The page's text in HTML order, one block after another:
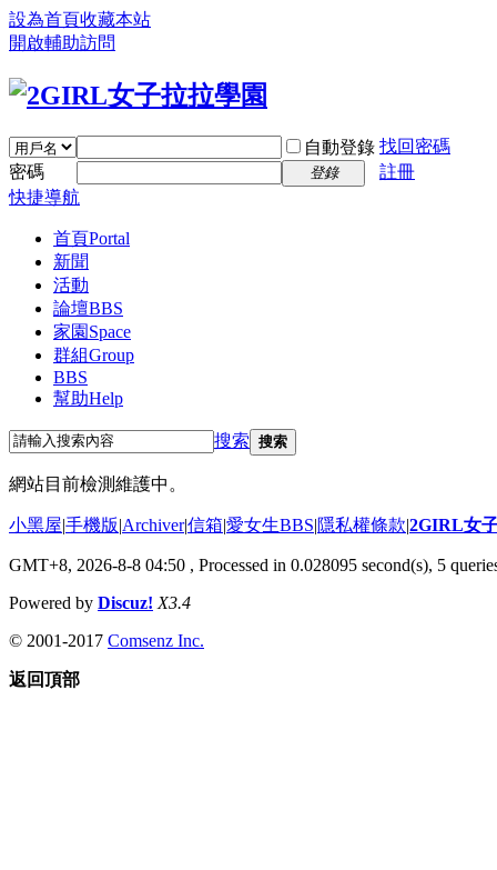
設為首頁收藏本站
開啟輔助訪問
自動登錄 找回密碼
密碼
登錄
註冊
快捷導航
首頁Portal
新聞
活動
論壇BBS
家園 Space
群組Group
BBS
幫助Help
搜索 搜索
網站目前檢測維護中。
小黑屋|手機版|Archiver|信箱|愛女生BBS|隱私權條款|2GIRL女
GMT+8, 2026-8-8 04:50 , Processed in 0.028095 second(s), 5
Powered by Discuz! X3.4
© 2001-2017 Comsenz Inc.
返回頂部